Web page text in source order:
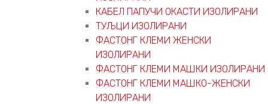
КАБЕЛ ПАПУЧИ ОКАСТИ ИЗОЛИРАНИ
ТУЉЦИ ИЗОЛИРАНИ
ФАСТОНГ КЛЕМИ ЖЕНСКИ
ИЗОЛИРАНИ
ФАСТОНГ КЛЕМИ МАШКИ ИЗОЛИРАНИ
ФАСТОНГ КЛЕМИ МАШКO-ЖЕНСКИ
ИЗОЛИРАНИ